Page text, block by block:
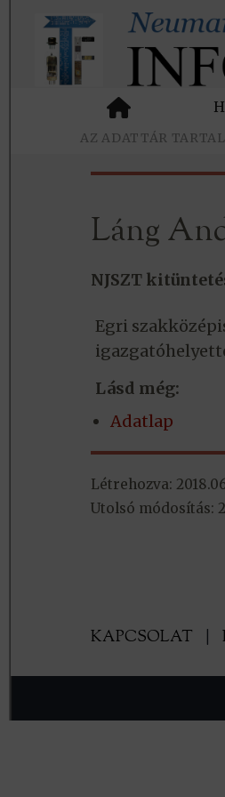
Láng
NJSZT
Egri
Lásd még:
Adatlap
Létrehozva:
Utolsó módosítás:
KAPCSOLAT